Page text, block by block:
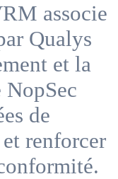
associe
Qualys
et la
NopSec
de
renforcer